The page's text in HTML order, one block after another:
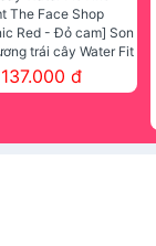
Red - Đỏ cam] Son
trái cây Water Fit
The Face Shop
137.000 đ